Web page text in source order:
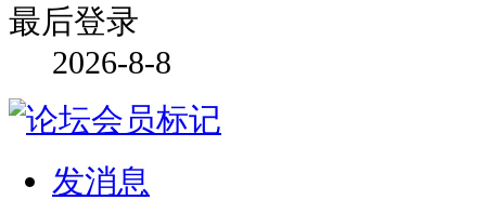
最后登录
2026-8-8
发消息